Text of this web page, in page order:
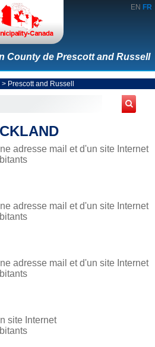
EN FR
County de Prescott and Russell
> Prescott and Russell
adresse mail et d'un site Internet
adresse mail et d'un site Internet
adresse mail et d'un site Internet
site Internet